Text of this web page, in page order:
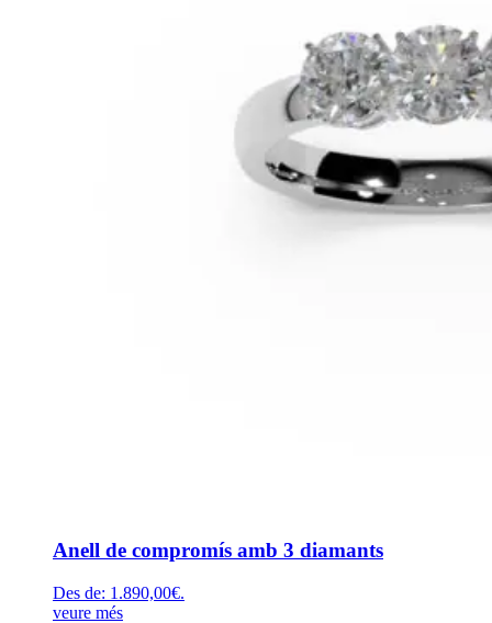
Anell de compromís amb 3 diamants
Des de: 1.890,00€.
veure més